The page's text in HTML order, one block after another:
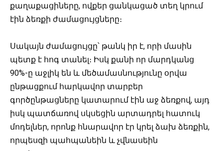
քաղաքացիները, ովքեր ցանկացած տեղ կրում
էին ձեռքի ժամացույցները։
Սակայն ժամացույցը՝ թանկ իր է, որի մասին
պետք է հոգ տանել։ Իսկ քանի որ մարդկանց
90%-ը աջլիկ են և մեծամասնությունը օրվա
ընթացքում հարկավոր տարբեր
գործընթացները կատարում էին աջ ձեռքով, այդ
իսկ պատճառով սկսեցին արտադրել հատուկ
մոդելներ, որոնք հնարավոր էր կրել ձախ ձեռքին,
որպեսզի պահպանեին և չվնասեին